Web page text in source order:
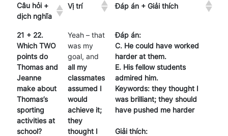
Câu hỏi +
dịch nghĩa
Vị trí Đáp án + Giải thích
21 + 22.
Which TWO
points do
Thomas and
Jeanne
make about
Thomas’s
sporting
activities at
school?
Yeah – that
was my
goal, and
all my
classmates
assumed I
would
achieve it;
they
thought I
Đáp án:
C. He could have worked
harder at them.
E. His fellow students
admired him.
Keywords: they thought I
was brilliant; they should
have pushed me harder
Giải thích: